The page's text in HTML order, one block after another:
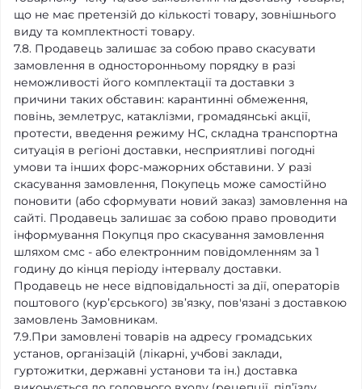
що не має претензій до кількості товару, зовнішнього
виду та комплектності товару.
7.8. Продавець залишає за собою право скасувати
замовлення в односторонньому порядку в разі
неможливості його комплектації та доставки з
причини таких обставин: карантинні обмеження,
повінь, землетрус, катаклізми, громадянські акції,
протести, введення режиму НС, складна транспортна
ситуація в регіоні доставки, несприятливі погодні
умови та інших форс-мажорних обставини. У разі
скасування замовлення, Покупець може самостійно
поновити (або сформувати новий заказ) замовлення на
сайті. Продавець залишає за собою право проводити
інформування Покупця про скасування замовлення
шляхом смс - або електронним повідомленням за 1
годину до кінця періоду інтервалу доставки.
Продавець не несе відповідальності за дії, операторів
поштового (кур’єрського) зв’язку, пов'язані з доставкою
замовлень Замовникам.
7.9.При замовлені товарів на адресу громадських
установ, організацій (лікарні, учбові заклади,
гуртожитки, державні установи та ін.) доставка